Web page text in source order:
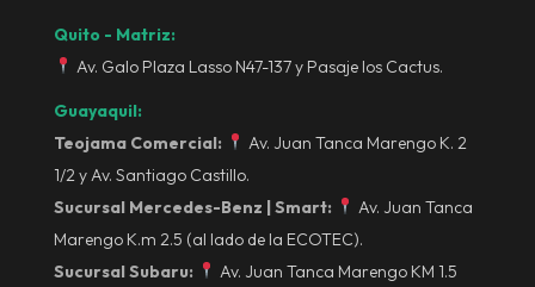
Quito - Matriz:
Av. Galo Plaza Lasso N47-137 y Pasaje los Cactus.
Guayaquil:
Teojama Comercial:
Av. Juan Tanca Marengo K. 2
1/2 y Av. Santiago Castillo.
Sucursal Mercedes-Benz | Smart:
Av. Juan Tanca
Marengo K.m 2.5 (al lado de la ECOTEC).
Sucursal Subaru:
Av. Juan Tanca Marengo KM 1.5